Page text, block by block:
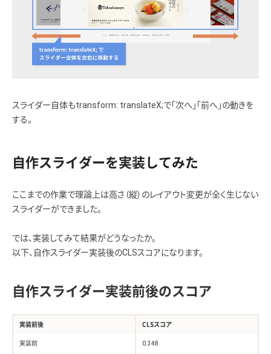
スライダー自体もtransform: translateX;で「次へ」「前へ」の動きを
する。
自作スライダーを実装してみた
ここまでの作業で理論上は高さ（縦）のレイアウト変更が全く生じない
スライダーができました。
では、実装してみて結果がどうなったか。
以下、自作スライダー実装後のCLSスコアになります。
自作スライダー実装前後のスコア
実装前後 CLSスコア
実装前 0.348